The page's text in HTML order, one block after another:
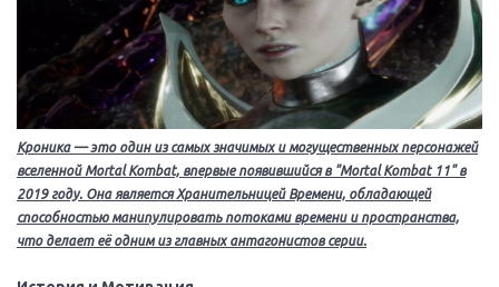
Кроника — это один из самых значимых и могущественных персонажей
вселенной Mortal Kombat, впервые появившийся в "Mortal Kombat 11" в
2019 году. Она является Хранительницей Времени, обладающей
способностью манипулировать потоками времени и пространства,
что делает её одним из главных антагонистов серии.